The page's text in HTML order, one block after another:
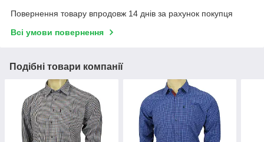
Повернення товару впродовж 14 днів за рахунок покупця
Всі умови повернення
Подібні товари компанії